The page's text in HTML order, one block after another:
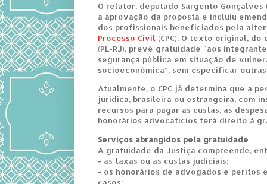
O relator, deputado Sargento Gonçalves
a aprovação da proposta e incluiu
dos profissionais beneficiados pela
Processo Civil (CPC). O texto original,
(PL-RJ), prevê gratuidade "aos
segurança pública em situação de
socioeconômica", sem especificar
Atualmente, o CPC já determina que a
jurídica, brasileira ou estrangeira, com
recursos para pagar as custas, as
honorários advocatícios terá direito à
Serviços abrangidos pela gratuidade
A gratuidade da Justiça compreende,
- as taxas ou as custas judiciais;
- os honorários de advogados e peritos
casos;